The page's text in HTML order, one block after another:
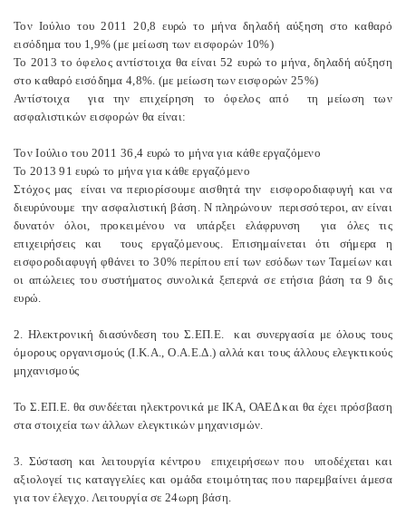
Τον Ιούλιο του 2011 20,8 ευρώ το μήνα δηλαδή αύξηση στο καθαρό
εισόδημα του 1,9% (με μείωση των εισφορών 10%)
Το 2013 το όφελος αντίστοιχα θα είναι 52 ευρώ το μήνα, δηλαδή αύξηση
στο καθαρό εισόδημα 4,8%. (με μείωση των εισφορών 25%)
Αντίστοιχα για την επιχείρηση το όφελος από τη μείωση των
ασφαλιστικών εισφορών θα είναι:
Τον Ιούλιο του 2011 36,4 ευρώ το μήνα για κάθε εργαζόμενο
Το 2013 91 ευρώ το μήνα για κάθε εργαζόμενο
Στόχος μας είναι να περιορίσουμε αισθητά την εισφοροδιαφυγή και να
διευρύνουμε την ασφαλιστική βάση. Ν πληρώνουν περισσότεροι, αν είναι
δυνατόν όλοι, προκειμένου να υπάρξει ελάφρυνση για όλες τις
επιχειρήσεις και τους εργαζόμενους. Επισημαίνεται ότι σήμερα η
εισφοροδιαφυγή φθάνει το 30% περίπου επί των εσόδων των Ταμείων και
οι απώλειες του συστήματος συνολικά ξεπερνά σε ετήσια βάση τα 9 δις
ευρώ.
2. Ηλεκτρονική διασύνδεση του Σ.ΕΠ.Ε. και συνεργασία με όλους τους
όμορους οργανισμούς (Ι.Κ.Α., Ο.Α.Ε.Δ.) αλλά και τους άλλους ελεγκτικούς
μηχανισμούς
Το Σ.ΕΠ.Ε. θα συνδέεται ηλεκτρονικά με ΙΚΑ, ΟΑΕΔ και θα έχει πρόσβαση
στα στοιχεία των άλλων ελεγκτικών μηχανισμών.
3. Σύσταση και λειτουργία κέντρου επιχειρήσεων που υποδέχεται και
αξιολογεί τις καταγγελίες και ομάδα ετοιμότητας που παρεμβαίνει άμεσα
για τον έλεγχο. Λειτουργία σε 24ωρη βάση.